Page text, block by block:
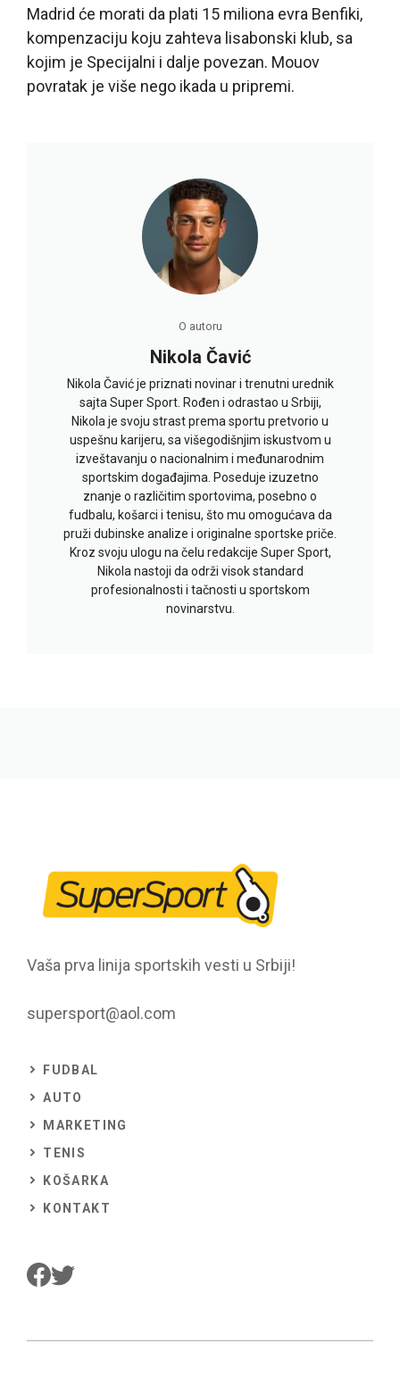
Madrid će morati da plati 15 miliona evra Benfiki,
kompenzaciju koju zahteva lisabonski klub, sa
kojim je Specijalni i dalje povezan. Mouov
povratak je više nego ikada u pripremi.
O autoru
Nikola Čavić
Nikola Čavić je priznati novinar i trenutni urednik
sajta Super Sport. Rođen i odrastao u Srbiji,
Nikola je svoju strast prema sportu pretvorio u
uspešnu karijeru, sa višegodišnjim iskustvom u
izveštavanju o nacionalnim i međunarodnim
sportskim događajima. Poseduje izuzetno
znanje o različitim sportovima, posebno o
fudbalu, košarci i tenisu, što mu omogućava da
pruži dubinske analize i originalne sportske priče.
Kroz svoju ulogu na čelu redakcije Super Sport,
Nikola nastoji da održi visok standard
profesionalnosti i tačnosti u sportskom
novinarstvu.
Vaša prva linija sportskih vesti u Srbiji!
supersport@aol.com
FUDBAL
AUTO
MARKETING
TENIS
KOŠARKA
KONTAKT